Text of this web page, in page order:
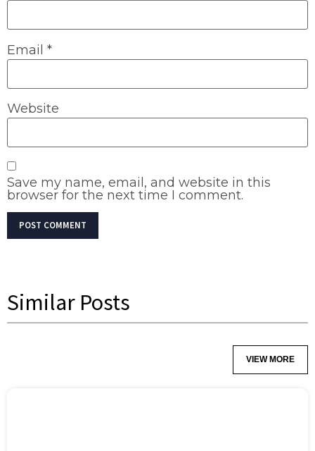
Email *
Website
Save my name, email, and website in this
browser for the next time I comment.
Similar Posts
VIEW MORE